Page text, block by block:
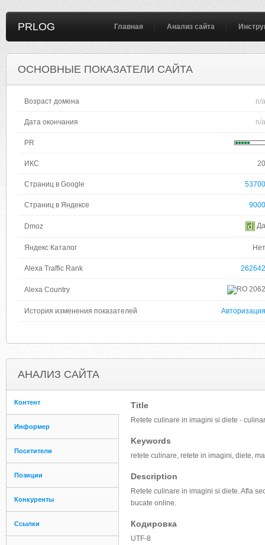
PRLOG Главная Анализ сайта
ОСНОВНЫЕ ПОКАЗАТЕЛИ САЙТА
Возраст домена n/a
Дата окончания n/a
PR
ИКС 20
Страниц в Google 53700
Страниц в Яндексе 9000
Dmoz Да
Яндекс Каталог Нет
Alexa Traffic Rank 262642
Alexa Country 2062
История изменения показателей Авторизация
АНАЛИЗ САЙТА
Контент
Информер
Посетители
Позиции
Конкуренты
Ссылки
Title
Retete culinare in imagini si diete -
Keywords
retete culinare, retete in imagini, diete,
Description
Retete culinare in imagini si diete. Afla
bucate online.
Кодировка
UTF-8